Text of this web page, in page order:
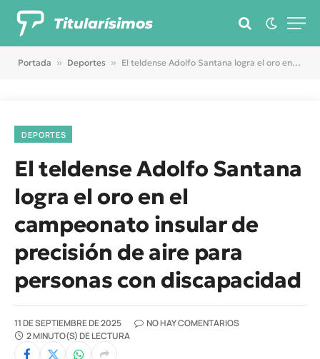
Titularísimos
Portada » Deportes » El teldense Adolfo Santana logra el oro en el campeonato insular de precisión de aire para personas con discapacidad
DEPORTES
El teldense Adolfo Santana
logra el oro en el
campeonato insular de
precisión de aire para
personas con discapacidad
11 DE SEPTIEMBRE DE 2025
NO HAY COMENTARIOS
2 MINUTO(S) DE LECTURA